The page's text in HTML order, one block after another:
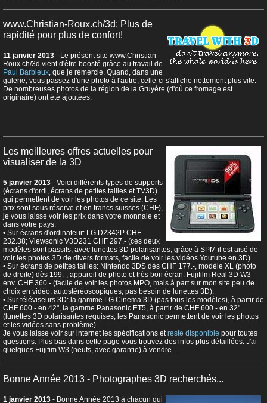
www.Christian-Roux.ch/3d: Plus de
rapidité pour plus de confort!
11 janvier 2013 - Le présent site www.Christian-
Roux.ch/3d vient d'être boosté grâce au travail de
Paul Barbieux, que je remercie. Quand, dans une
galerie, vous passez d'une photo à l'autre, celle-ci s'affiche nettement plus vite.
De nombreuses photos de la région de la Gruyère (d'où ce fromage est
originaire) ont été ajoutées.
Les meilleures offres actuelles pour
visualiser de la 3D
5 janvier 2013 - Voici différents types de supports
(écrans d'ordi, écrans de petites tailles et TV3D)
qui permettent de voir les photos de ce site. Les
prix sont sous réserve et en francs suisses (CHF),
je vous laisse voir les prix dans votre monnaie et
dans votre pays.
• Sur écrans d'ordinateur: LG D2342P CHF
232.38; Viewsonic V3D231 CHF 297.- (ces deux
modèles sont passifs, avec lunettes 3D polarisantes; grâce à SPM il est aisé de
voir les photos 3D de divers formats, facile de voir les vidéos Youtube en 3D).
• Sur écrans de petites tailles: Nintendo 3DS dès CHF 177.-, modèle XL (photo
de droite) dès 199.-, appareil de photo et très bon écran: Fujifilm Real 3D W3
env. CHF 360.- (facile de voir les photos MPO, mais à part sur mon site peu de
choix en vidéo; autostéréoscopiques, pas besoin de lunettes 3D).
• Sur téléviseurs 3D: la gamme LG Cinema 3D (pas tous les modèles), à partir de
CHF 600.- en 42", la gamme Panasonic ET5, à partir de CHF 600.- en 32"
(lunettes 3D polarisantes requises, les Panasonic permettent de voir les photos
et les vidéos sans problème).
Je vous laisse voir sur internet les spécifications etreste disponible pour toutes
questions. Plus bas dans cette page vous trouvez des infos plus détaillées. J'ai
quelques Fujifim W3 (neufs, avec garantie) à vendre...
Bonne Année 2013 - Photographes 3D recherchés...
1 janvier 2013 - Bonne Année 2013 à chacun qui